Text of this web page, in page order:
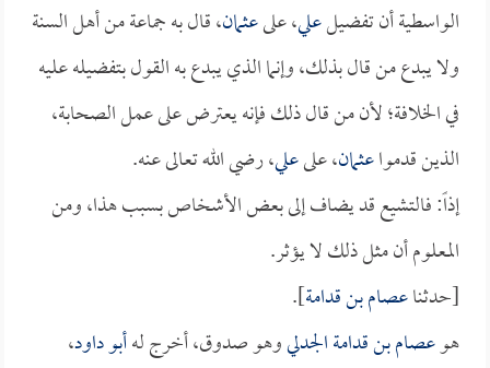
الواسطية أن تفضيلعلي، علىعثمان، قال به جماعة من أهل السنة
ولا يبدع من قال بذلك، وإنما الذي يبدع به القول بتفضيله عليه
في الخلافة؛ لأن من قال ذلك فإنه يعترض على عمل الصحابة،
الذين قدمواعثمان، علىعلي، رضي الله تعالى عنه.
إذاً: فالتشيع قد يضاف إلى بعض الأشخاص بسبب هذا، ومن
المعلوم أن مثل ذلك لا يؤثر.
[حدثناعصام بن قدامة].
هوعصام بن قدامة الجدليوهو صدوق، أخرج لهأبو داود،